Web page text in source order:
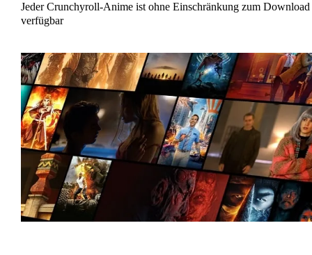
Jeder Crunchyroll-Anime ist ohne Einschränkung zum Download
verfügbar